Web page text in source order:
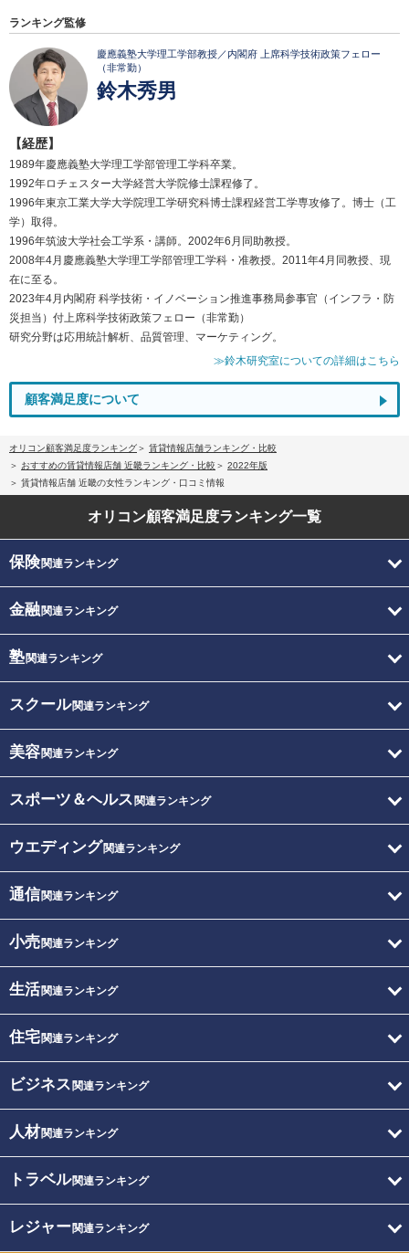
ランキング監修
慶應義塾大学理工学部教授／内閣府 上席科学技術政策フェロー
（非常勤）
鈴木秀男
【経歴】
1989年慶應義塾大学理工学部管理工学科卒業。
1992年ロチェスター大学経営大学院修士課程修了。
1996年東京工業大学大学院理工学研究科博士課程経営工学専攻修了。博士（工
学）取得。
1996年筑波大学社会工学系・講師。2002年6月同助教授。
2008年4月慶應義塾大学理工学部管理工学科・准教授。2011年4月同教授、現
在に至る。
2023年4月内閣府 科学技術・イノベーション推進事務局参事官（インフラ・防
災担当）付上席科学技術政策フェロー（非常勤）
研究分野は応用統計解析、品質管理、マーケティング。
≫鈴木研究室についての詳細はこちら
顧客満足度について
オリコン顧客満足度ランキング
賃貸情報店舗ランキング・比較
おすすめの賃貸情報店舗 近畿ランキング・比較
2022年版
賃貸情報店舗 近畿の女性ランキング・口コミ情報
オリコン顧客満足度ランキング一覧
保険関連ランキング
金融関連ランキング
塾関連ランキング
スクール関連ランキング
美容関連ランキング
スポーツ＆ヘルス 関連ランキング
ウエディング関連ランキング
通信関連ランキング
小売関連ランキング
生活関連ランキング
住宅関連ランキング
ビジネス 関連ランキング
人材関連ランキング
トラベル関連ランキング
レジャー関連ランキング